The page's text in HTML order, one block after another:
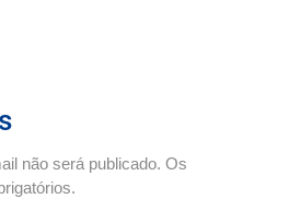
não será publicado. Os